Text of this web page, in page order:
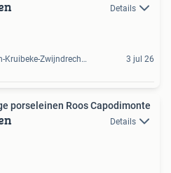
Details
Beveren-Kruibeke-Zwijndrecht, BE 3 jul 26
porseleinen Roos Capodimonte
Details